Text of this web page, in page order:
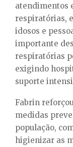
atendimentos
respiratórias,
idosos e
importante
respiratórias
exigindo
suporte
Fabrin
medidas
população,
higienizar as